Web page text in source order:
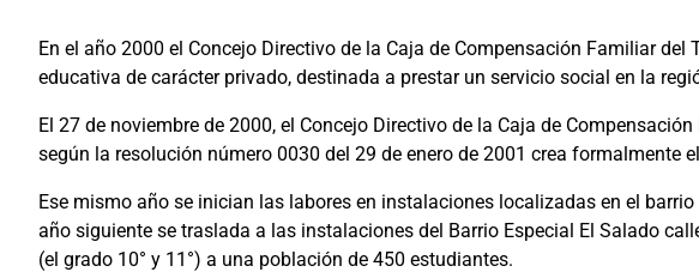
En el año 2000 el Concejo Directivo de la Caja de Compensación Familiar
educativa de carácter privado, destinada a prestar un servicio social en la
El 27 de noviembre de 2000, el Concejo Directivo de la Caja de
según la resolución número 0030 del 29 de enero de 2001 crea formalmente
Ese mismo año se inician las labores en instalaciones localizadas en el
año siguiente se traslada a las instalaciones del Barrio Especial El Salado
(el grado 10° y 11°) a una población de 450 estudiantes.